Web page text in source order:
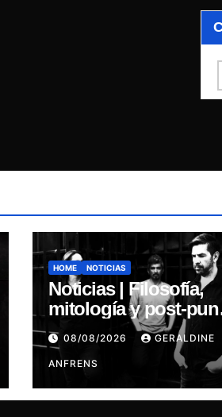
HOME NOTICIAS
Noticias | Filosofía,
mitología y post-
ALGARRABIA
presenta “Cantos de
Sirena”
08/08/2026 GERALDINE
ANFRENS